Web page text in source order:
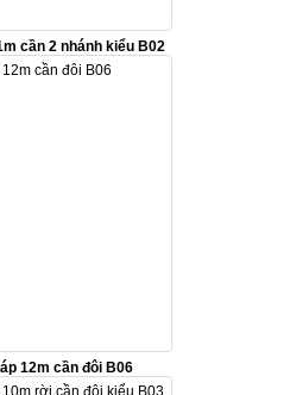
cần 2 nhánh kiểu B02
12m cần đôi B06